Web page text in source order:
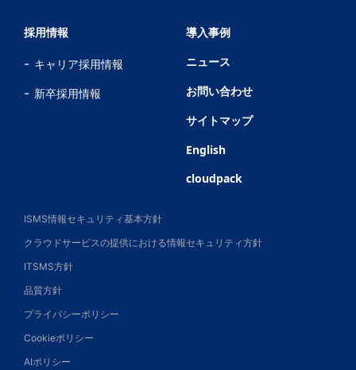
採用情報
キャリア採用情報
新卒採用情報
導入事例
ニュース
お問い合わせ
サイトマップ
English
cloudpack
ISMS情報セキュリティ基本方針
クラウドサービスの提供における情報セキュリティ方針
ITSMS方針
品質方針
プライバシーポリシー
Cookieポリシー
AIポリシー